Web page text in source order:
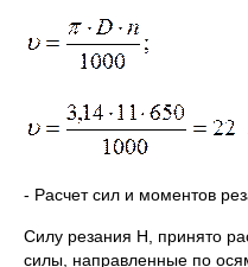
- Расчет сил и моментов
Силу резания Н, принято
силы, направленные по